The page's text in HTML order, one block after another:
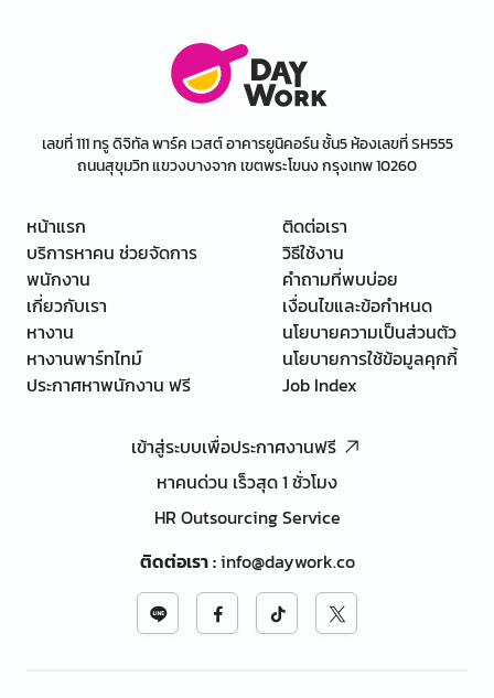
เลขที่ 111 ทรู ดิจิทัล พาร์ค เวสต์ อาคารยูนิคอร์น ชั้น5 ห้องเลขที่ SH555
ถนนสุขุมวิท แขวงบางจาก เขตพระโขนง กรุงเทพ 10260
หน้าแรก
บริการหาคน ช่วยจัดการ
พนักงาน
เกี่ยวกับเรา
หางาน
หางานพาร์ทไทม์
ประกาศหาพนักงาน ฟรี
ติดต่อเรา
วิธีใช้งาน
คำถามที่พบบ่อย
เงื่อนไขและข้อกำหนด
นโยบายความเป็นส่วนตัว
นโยบายการใช้ข้อมูลคุกกี้
Job Index
เข้าสู่ระบบเพื่อประกาศงานฟรี
หาคนด่วน เร็วสุด 1 ชั่วโมง
HR Outsourcing Service
ติดต่อเรา:info@daywork.co